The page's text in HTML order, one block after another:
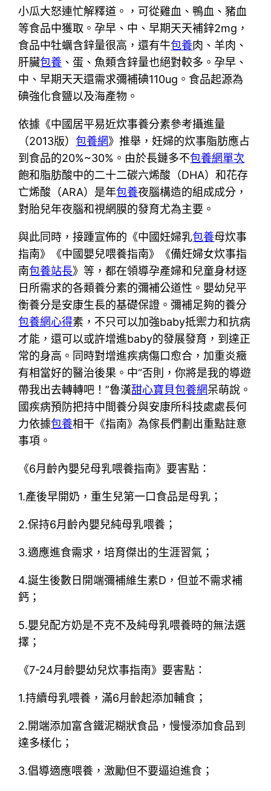
小瓜大怒連忙解釋道。，可從雞血、鴨血、豬血
等食品中獲取。孕早、中、早期天天補鋅2mg，
食品中牡蠣含鋅量很高，還有牛包養肉、羊肉、
肝臟包養 、蛋、魚類含鋅量也絕對較多。孕早、
中、早期天天還需求彌補碘110ug。食品起源為
碘強化食鹽以及海產物。
依據《中國居平易近炊事養分素參考攝進量
（2013版）包養網》推舉，妊婦的炊事脂肪應占
到食品的20%~30%。由於長鏈多不包養網單次
飽和脂肪酸中的二十二碳六烯酸（DHA）和花存
亡烯酸（ARA）是年包養夜腦構造的組成成分，
對胎兒年夜腦和視網膜的發育尤為主要。
與此同時，接踵宣佈的《中國妊婦乳包養母炊事
指南》《中國嬰兒喂養指南》《備妊婦女炊事指
南包養站長》等，都在領導孕產婦和兒童身材逐
日所需求的各類養分素的彌補公道性。嬰幼兒平
衡養分是安康生長的基礎保證。彌補足夠的養分
包養網心得素，不只可以加強baby抵禦力和抗病
才能，還可以或許增進baby的發展發育，到達正
常的身高。同時對增進疾病傷口愈合，加重炎癥
有相當好的醫治後果。中“否則，你將是我的導遊
帶我出去轉轉吧！”魯漢甜心寶貝包養網呆萌說。
國疾病預防把持中間養分與安康所科技處處長何
力依據包養相干《指南》為傢長們劃出重點註意
事項。
《6月齡內嬰兒母乳喂養指南》要害點：
1.產後早開奶，重生兒第一口食品是母乳；
2.保持6月齡內嬰兒純母乳喂養；
3.適應進食需求，培育傑出的生涯習氣；
4.誕生後數日開端彌補維生素D，但並不需求補
鈣；
5.嬰兒配方奶是不克不及純母乳喂養時的無法選
擇；
《7-24月齡嬰幼兒炊事指南》要害點：
1.持續母乳喂養，滿6月齡起添加輔食；
2.開端添加富含鐵泥糊狀食品，慢慢添加食品到
達多樣化；
3.倡導適應喂養，激勵但不要逼迫進食；